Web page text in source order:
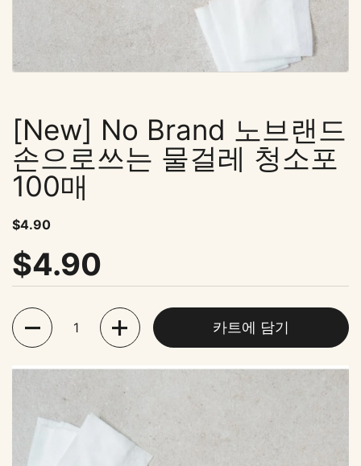
[New] No Brand 노브랜드
손으로쓰는 물걸레 청소포
100매
표준 가격
$4.90
표준 가격
$4.90
수량
카트에 담기